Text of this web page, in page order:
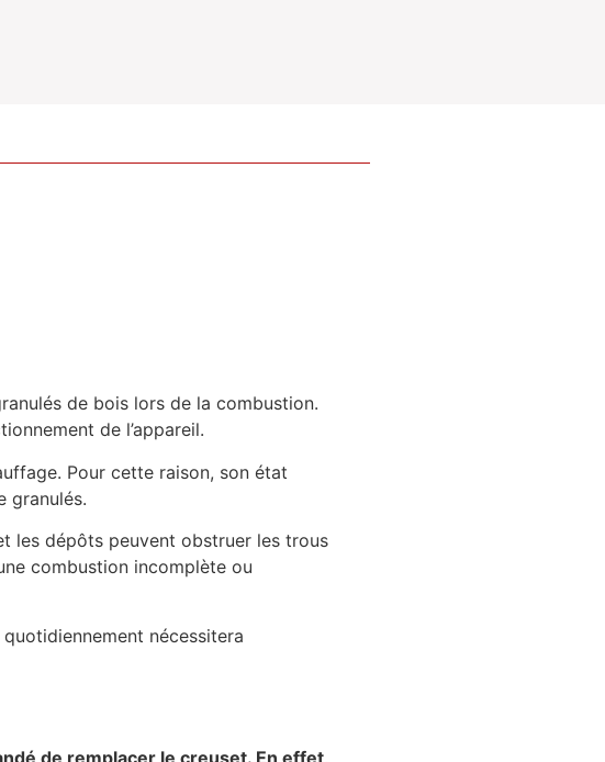
de bois lors de la combustion.
de l’appareil.
Pour cette raison, son état
granulés.
les dépôts peuvent obstruer les trous
combustion incomplète ou
nécessitera
de remplacer le creuset. En effet,